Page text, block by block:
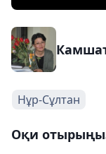
Нұр-Сұлтан
Оқи